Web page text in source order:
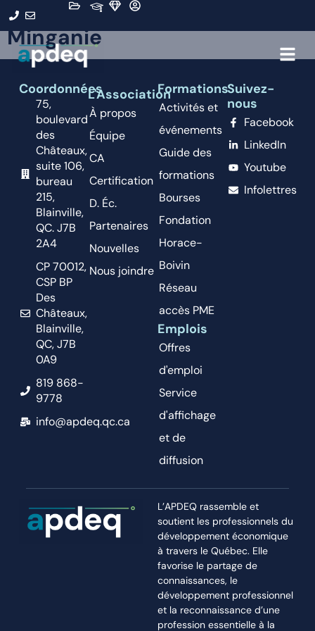
Organisation :
Minganie
Coordonnées
75,
boulevard
des
Châteaux,
suite 106,
bureau
215,
Blainville,
QC. J7B
2A4
CP 70012,
CSP BP
Des
Châteaux,
Blainville,
QC, J7B
0A9
819 868-
9778
info@apdeq.qc.ca
L'Association
À propos
Équipe
CA
Certification
D. Éc.
Partenaires
Nouvelles
Nous joindre
Formations
Activités et
événements
Guide des
formations
Bourses
Fondation
Horace-
Boivin
Réseau
accès PME
Emplois
Offres
d'emploi
Service
d'affichage
et de
diffusion
Suivez-
nous
Facebook
LinkedIn
Youtube
Infolettres
L’APDEQ rassemble et
soutient les professionnels du
développement économique
à travers le Québec. Elle
favorise le partage de
connaissances, le
développement professionnel
et la reconnaissance d’une
profession essentielle à la